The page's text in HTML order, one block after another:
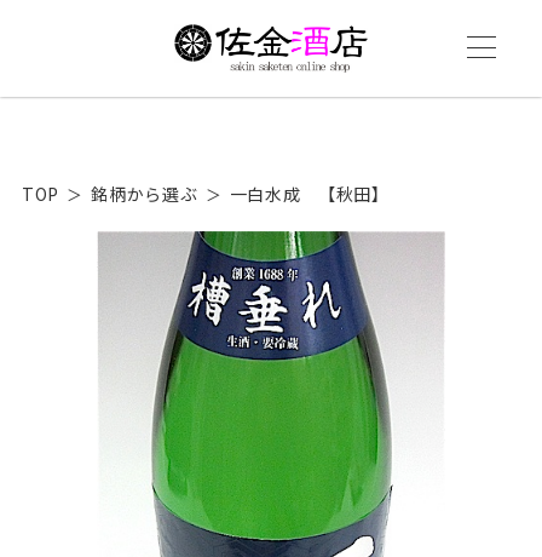
TOP 銘柄から選ぶ 一白水成 【秋田】